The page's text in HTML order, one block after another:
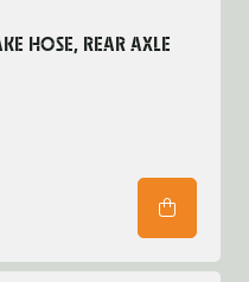
HOSE, REAR AXLE